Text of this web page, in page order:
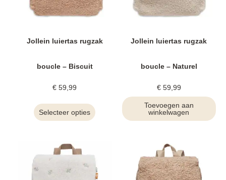
Jollein luiertas rugzak
boucle – Biscuit
€ 59,99
Selecteer opties
Jollein luiertas rugzak
boucle – Naturel
€59,99
Toevoegen aan
winkelwagen